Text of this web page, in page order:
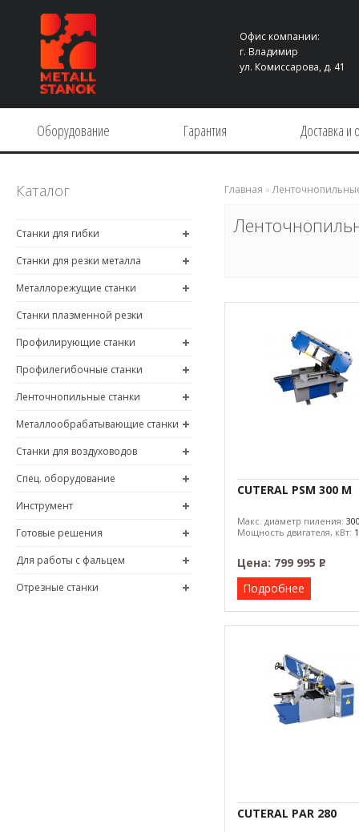
Офис компании:
г. Владимир
ул. Комиссарова, д. 41
Оборудование Гарантия Доставка и
Каталог
Станки для гибки
Станки для резки металла
Металлорежущие станки
Станки плазменной резки
Профилирующие станки
Профилегибочные станки
Ленточнопильные станки
Металлообрабатывающие станки
Станки для воздуховодов
Спец. оборудование
Инструмент
Готовые решения
Для работы с фальцем
Отрезные станки
Главная »
CUTERAL PSM 300 M
Макс. диаметр пиления:
Мощность двигателя, кВт:
Цена: 799 995 Р
–
Подробнее
CUTERAL PAR 280